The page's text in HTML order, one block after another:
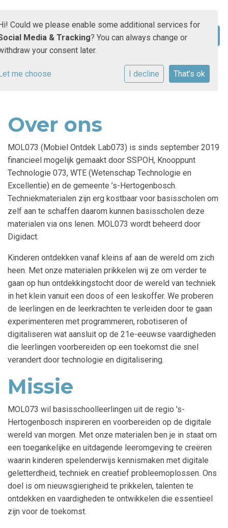
Over ons
MOL073 (Mobiel Ontdek Lab073) is sinds september 2019
financieel mogelijk gemaakt door SSPOH, Knooppunt
Technologie 073, WTE (Wetenschap Technologie en
Excellentie) en de gemeente ’s-Hertogenbosch.
Techniekmaterialen zijn erg kostbaar voor basisscholen om
zelf aan te schaffen daarom kunnen basisscholen deze
materialen via ons lenen. MOL073 wordt beheerd door
Digidact.
Kinderen ontdekken vanaf kleins af aan de wereld om zich
heen. Met onze materialen prikkelen wij ze om verder te
gaan op hun ontdekkingstocht door de wereld van techniek
in het klein vanuit een doos of een leskoffer. We proberen
de leerlingen en de leerkrachten te verleiden door te gaan
experimenteren met programmeren, robotiseren of
digitaliseren wat aansluit op de 21e-eeuwse vaardigheden
die leerlingen voorbereiden op een toekomst die snel
verandert door technologie en digitalisering.
Missie
MOL073 wil basisschoolleerlingen uit de regio 's-
Hertogenbosch inspireren en voorbereiden op de digitale
wereld van morgen. Met onze materialen ben je in staat om
een toegankelijke en uitdagende leeromgeving te creëren
waarin kinderen spelenderwijs kennismaken met digitale
geletterdheid, techniek en creatief probleemoplossen. Ons
doel is om nieuwsgierigheid te prikkelen, talenten te
ontdekken en vaardigheden te ontwikkelen die essentieel
zijn voor de toekomst.
Could we please enable some additional services for
Media & Tracking? You can always change or
your consent later.
me choose I decline That's ok